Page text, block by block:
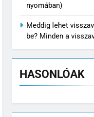
nyomában)
Meddig lehet
be? Minden a
HASONLÓAK